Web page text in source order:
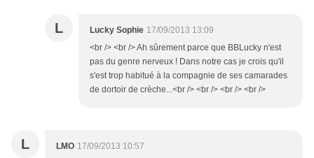
L Lucky Sophie 17/09/2013 13:09
<br /> <br /> Ah sûrement parce que BBLucky n'est
pas du genre nerveux ! Dans notre cas je crois qu'il
s'est trop habitué à la compagnie de ses camarades
de dortoir de crèche...<br /> <br /> <br /> <br />
L LMO 17/09/2013 10:57